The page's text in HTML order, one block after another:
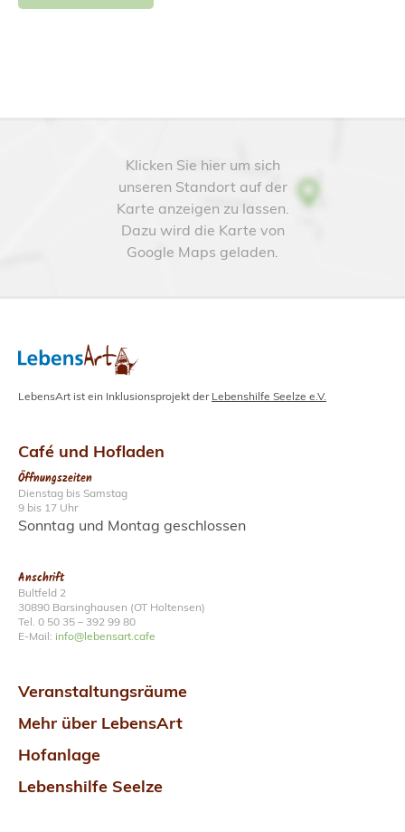
Klicken Sie hier um sich
unseren Standort auf der
Karte anzeigen zu lassen.
Dazu wird die Karte von
Google Maps geladen.
LebensArt ist ein Inklusionsprojekt der Lebenshilfe Seelze e.V.
Café und Hofladen
Öffnungszeiten
Dienstag bis Samstag
9 bis 17 Uhr
Sonntag und Montag geschlossen
Anschrift
Bultfeld 2
30890 Barsinghausen (OT Holtensen)
Tel. 0 50 35 – 392 99 80
E-Mail: info@lebensart.cafe
Veranstaltungsräume
Mehr über LebensArt
Hofanlage
Lebenshilfe Seelze